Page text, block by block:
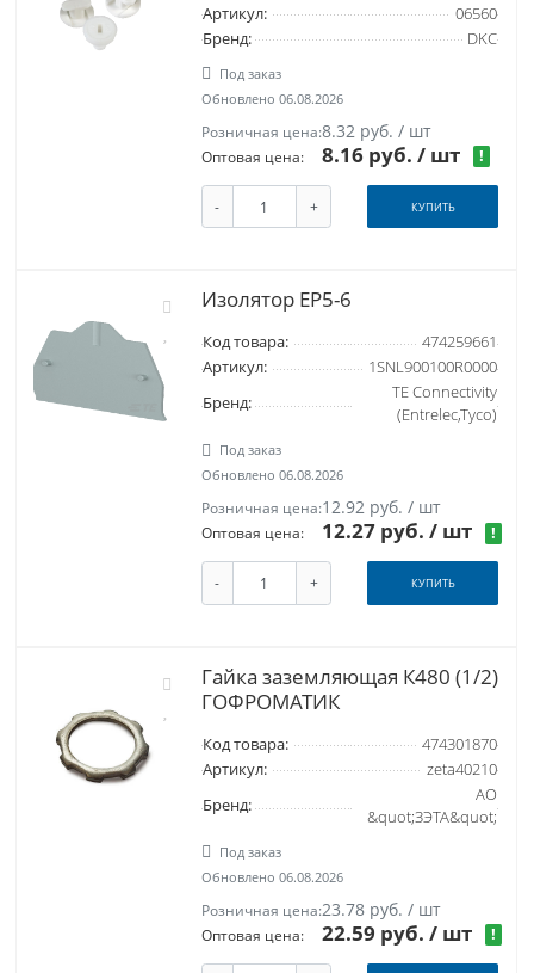
Артикул:
06560
Бренд:
DKC
Под заказ
Обновлено 06.08.2026
Розничная цена:8.32 руб. / шт
Оптовая цена: 8.16 руб./ шт !
- + КУПИТЬ
Изолятор EP5-6
Код товара:
474259661
Артикул:
1SNL900100R0000
Бренд:
TE Connectivity
(Entrelec,Tyco)
Под заказ
Обновлено 06.08.2026
Розничная цена:12.92 руб. / шт
Оптовая цена: 12.27 руб./ шт !
- + КУПИТЬ
Гайка заземляющая К480 (1/2)
ГОФРОМАТИК
Код товара:
474301870
Артикул:
zeta40210
Бренд:
АО
&quot;ЗЭТА&quot;
Под заказ
Обновлено 06.08.2026
Розничная цена:23.78 руб. / шт
Оптовая цена: 22.59 руб./ шт !